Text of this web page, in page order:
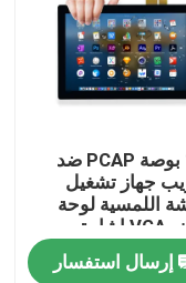
10.1 بوصة PCAP ضد
جهاز تشغيل
اللمسية لوحة
العرض VGA إشارة
إرسال استفسار